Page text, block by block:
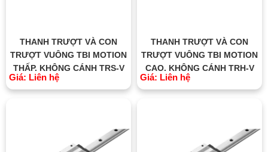
THANH TRƯỢT VÀ CON
TRƯỢT VUÔNG TBI MOTION
THẤP, KHÔNG CÁNH TRS-V
Giá: Liên hệ
THANH TRƯỢT VÀ CON
TRƯỢT VUÔNG TBI MOTION
CAO, KHÔNG CÁNH TRH-V
Giá: Liên hệ